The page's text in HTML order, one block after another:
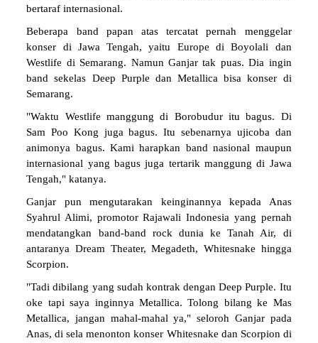
bertaraf internasional.
Beberapa band papan atas tercatat pernah menggelar
konser di Jawa Tengah, yaitu Europe di Boyolali dan
Westlife di Semarang. Namun Ganjar tak puas. Dia ingin
band sekelas Deep Purple dan Metallica bisa konser di
Semarang.
"Waktu Westlife manggung di Borobudur itu bagus. Di
Sam Poo Kong juga bagus. Itu sebenarnya ujicoba dan
animonya bagus. Kami harapkan band nasional maupun
internasional yang bagus juga tertarik manggung di Jawa
Tengah," katanya.
Ganjar pun mengutarakan keinginannya kepada Anas
Syahrul Alimi, promotor Rajawali Indonesia yang pernah
mendatangkan band-band rock dunia ke Tanah Air, di
antaranya Dream Theater, Megadeth, Whitesnake hingga
Scorpion.
"Tadi dibilang yang sudah kontrak dengan Deep Purple. Itu
oke tapi saya inginnya Metallica. Tolong bilang ke Mas
Metallica, jangan mahal-mahal ya," seloroh Ganjar pada
Anas, di sela menonton konser Whitesnake dan Scorpion di